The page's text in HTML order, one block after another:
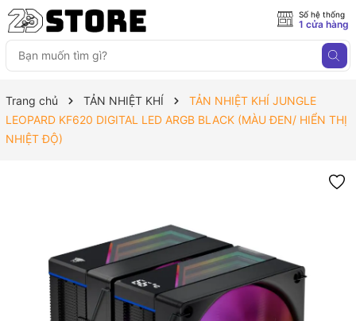
Số hệ thống
1 cửa hàng
Trang chủ TẢN NHIỆT KHÍ
TẢN NHIỆT KHÍ JUNGLE
LEOPARD KF620 DIGITAL LED ARGB BLACK (MÀU ĐEN/ HIỂN THỊ
NHIỆT ĐỘ)